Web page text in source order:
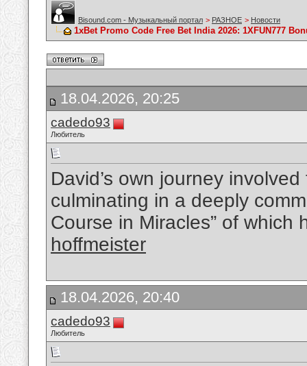
Bisound.com - Музыкальный портал > РАЗНОЕ > Новости
1xBet Promo Code Free Bet India 2026: 1XFUN777
18.04.2026, 20:25
cadedo93
Любитель
David’s own journey
culminating in a deeply
Course in Miracles” of
hoffmeister
18.04.2026, 20:40
cadedo93
Любитель